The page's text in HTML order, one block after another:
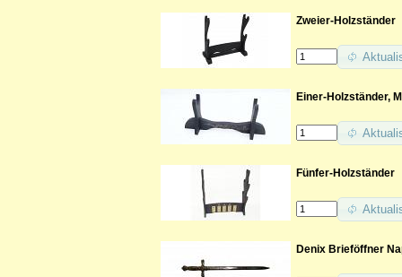
Zweier-Holzständer
Einer-Holzständer,
Fünfer-Holzständer
Denix Brieföffner